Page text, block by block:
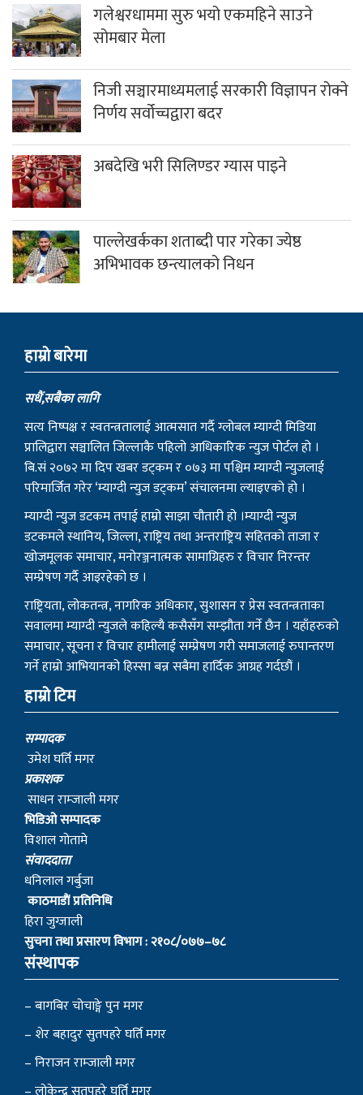
गलेश्वरधाममा सुरु भयो एकमहिने साउने
सोमबार मेला
निजी सञ्चारमाध्यमलाई सरकारी विज्ञापन रोक्ने
निर्णय सर्वोच्चद्वारा बदर
अबदेखि भरी सिलिण्डर ग्यास पाइने
पाल्लेखर्कका शताब्दी पार गरेका ज्येष्ठ
अभिभावक छन्त्यालको निधन
हाम्राे बारेमा
सधैं,सबैका लागि
सत्य निष्पक्ष र स्वतन्त्रतालाई आत्मसात गर्दै ग्लोबल म्याग्दी मिडिया
प्रालिद्वारा सञ्चालित जिल्लाकै पहिलो आधिकारिक न्युज पोर्टल हो ।
बि.सं २०७२ मा दिप खबर डट्कम र ०७३ मा पश्चिम म्याग्दी न्युजलाई
परिमार्जित गरेर ‘म्याग्दी न्युज डट्कम’ संचालनमा ल्याइएको हो ।
म्याग्दी न्युज डटकम तपाई हाम्रो साझा चौतारी हो ।म्याग्दी न्युज
डटकमले स्थानिय, जिल्ला, राष्ट्रिय तथा अन्तराष्ट्रिय सहितको ताजा र
खोजमूलक समाचार, मनोरञ्जनात्मक सामाग्रिहरु र विचार निरन्तर
सम्प्रेषण गर्दै आइरहेको छ ।
राष्ट्रियता, लोकतन्त्र, नागरिक अधिकार, सुशासन र प्रेस स्वतन्त्रताका
सवालमा म्याग्दी न्युजले कहिल्यै कसैसँग सम्झौता गर्ने छैन । यहाँहरुको
समाचार, सूचना र विचार हामीलाई सम्प्रेषण गरी समाजलाई रुपान्तरण
गर्ने हाम्रो आभियानको हिस्सा बन्न सबैमा हार्दिक आग्रह गर्दछौं ।
हाम्रो टिम
सम्पादक
उमेश घर्ति मगर
प्रकाशक
साधन राम्जाली मगर
भिडिओ सम्पादक
विशाल गोतामे
स‌ंवाददाता
धनिलाल गर्बुजा
काठमाडाैं प्रतिनिधि
हिरा जुग्जाली
सुचना तथा प्रसारण विभाग : २१०८/०७७–७८
संस्थापक
– बागबिर चोचाङ्गे पुन मगर
– शेर बहादुर सुतपहरे घर्ति मगर
– निराजन राम्जाली मगर